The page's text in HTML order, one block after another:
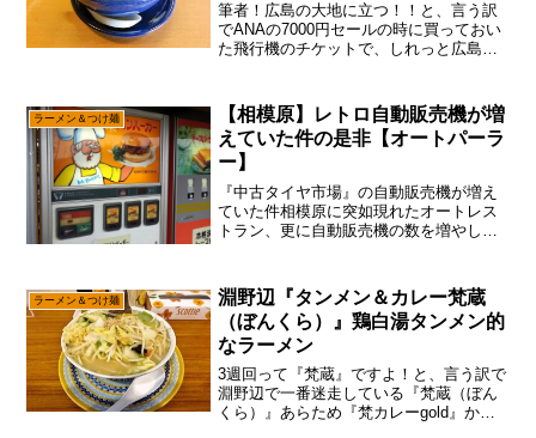
筆者！広島の大地に立つ！！と、言う訳
でANAの7000円セールの時に買っておい
た飛行機のチケットで、しれっと広島ら
は来た事が無いので、これも修行のひと
つで御座います...
ラーメン＆つけ麺
【相模原】レトロ自動販売機が増
えていた件の是非【オートパーラ
ー】
『中古タイヤ市場』の自動販売機が増え
ていた件相模原に突如現れたオートレス
トラン、更に自動販売機の数を増やした
す。『中古タイヤ市場』Googleマップで
表示そして過去記事は...
ラーメン＆つけ麺
淵野辺『タンメン＆カレー梵蔵
（ぼんくら）』鶏白湯タンメン的
なラーメン
3週回って『梵蔵』ですよ！と、言う訳で
淵野辺で一番迷走している『梵蔵（ぼん
くら）』あらため『梵カレーgold』から